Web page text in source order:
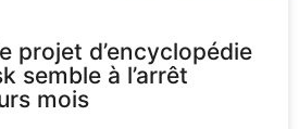
projet d’encyclopédie
semble à l’arrêt
mois